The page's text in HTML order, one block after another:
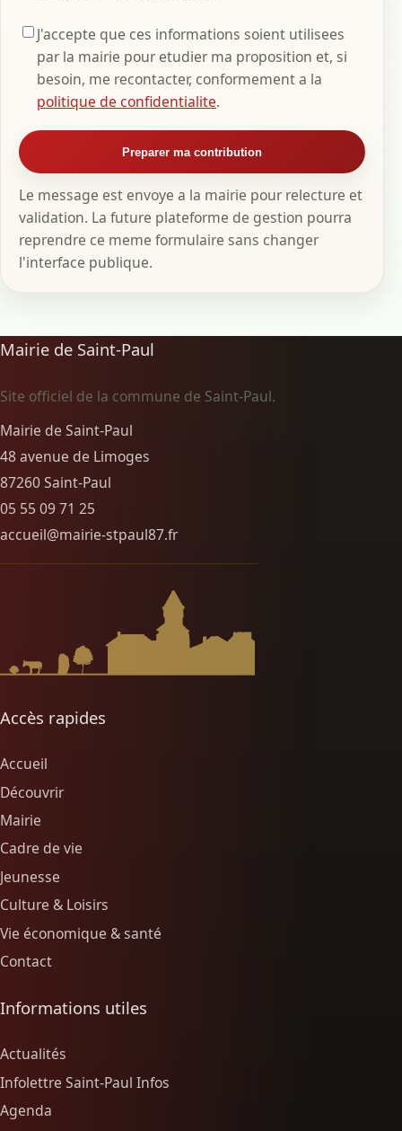
J'accepte que ces informations soient utilisees
par la mairie pour etudier ma proposition et, si
besoin, me recontacter, conformement a la
politique de confidentialite.
Preparer ma contribution
Le message est envoye a la mairie pour relecture et
validation. La future plateforme de gestion pourra
reprendre ce meme formulaire sans changer
l'interface publique.
Mairie de Saint-Paul
Site officiel de la commune de Saint-Paul.
Mairie de Saint-Paul
48 avenue de Limoges
87260 Saint-Paul
05 55 09 71 25
accueil@mairie-stpaul87.fr
Accès rapides
Accueil
Découvrir
Mairie
Cadre de vie
Jeunesse
Culture & Loisirs
Vie économique & santé
Contact
Informations utiles
Actualités
Infolettre Saint-Paul Infos
Agenda